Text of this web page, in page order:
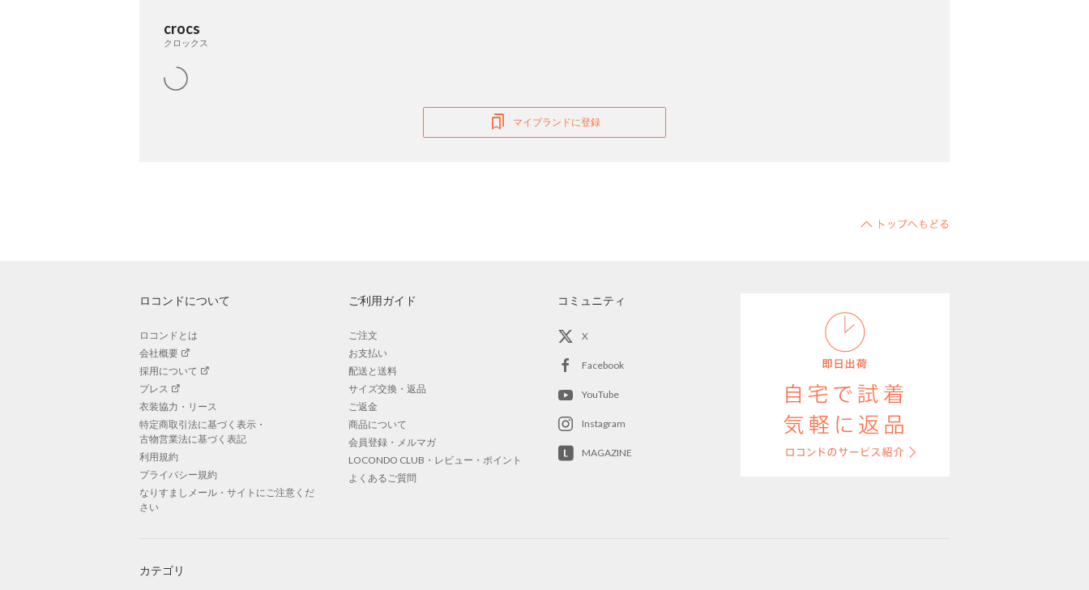
crocs
クロックス
マイブランドに登録
ロコンドについて
ロコンドとは
会社概要
採用について
プレス
衣装協力・リース
特定商取引法に基づく表示・
古物営業法に基づく表記
利用規約
プライバシー規約
なりすましメール・サイトにご注意くだ
さい
ご利用ガイド
ご注文
お支払い
配送と送料
サイズ交換・返品
ご返金
商品について
会員登録・メルマガ
LOCONDO CLUB・レビュー・ポイント
よくあるご質問
コミュニティ
X
Facebook
YouTube
Instagram
MAGAZINE
カテゴリ